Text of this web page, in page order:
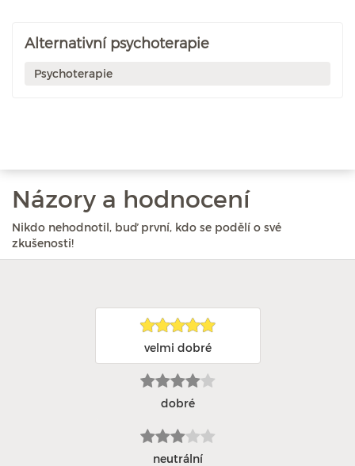
Alternativní psychoterapie
Psychoterapie
Názory a hodnocení
Nikdo nehodnotil, buď první, kdo se podělí o své
zkušenosti!
velmi dobré
dobré
neutrální